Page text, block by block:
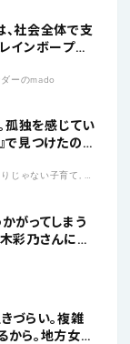
、社会全体で支
インボープラ
｜連載「ジェ
ダーのmado
。孤独を感じてい
で見つけたの
する“努力”だ
ゃない子育て」
ない子育て, ともに生きる
がってしまう
彩乃さんに聞
ニケーション
づらい。複雑
ら。地方女子